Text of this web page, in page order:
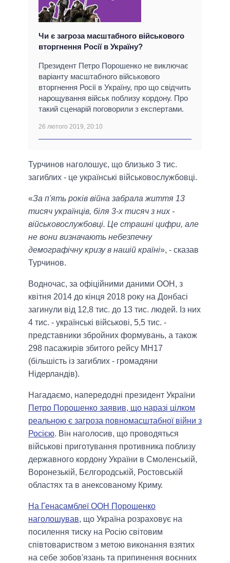
Чи є загроза масштабного військового
вторгнення Росії в Україну?
Президент Петро Порошенко не виключає
варіанту масштабного військового
вторгнення Росії в Україну, про що свідчить
нарощування військ поблизу кордону. Про
такий сценарій поговорили з експертами.
26 лютого 2019, 20:10
Турчинов наголошує, що близько 3 тис.
загиблих - це українські військовослужбовці.
«За п'ять років війна забрала життя 13
тисяч українців, біля 3-х тисяч з них -
військовослужбовці. Це страшні цифри, але
не вони визначають небезпечну
демографічну кризу в нашій країні», - сказав
Турчинов.
Водночас, за офіційними даними ООН, з
квітня 2014 до кінця 2018 року на Донбасі
загинули від 12,8 тис. до 13 тис. людей. Із них
4 тис. - українські військові, 5,5 тис. -
представники збройних формувань, а також
298 пасажирів збитого рейсу MH17
(більшість із загиблих - громадяни
Нідерландів).
Нагадаємо, напередодні президент України
Петро Порошенко заявив, що наразі цілком
реальною є загроза повномасштабної війни з
Росією. Він наголосив, що проводяться
військові приготування противника поблизу
державного кордону України в Смоленській,
Воронезькій, Бєлгородській, Ростовській
областях та в анексованому Криму.
На Генасамблеї ООН Порошенко
наголошував, що Україна розраховує на
посилення тиску на Росію світовим
співтовариством з метою виконання взятих
на себе зобов'язань та припинення воєнних